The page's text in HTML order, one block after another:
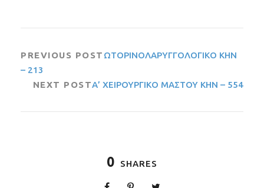
PREVIOUS POST ΩΤΟΡΙΝΟΛΑΡΥΓΓΟΛΟΓΙΚΟ ΚΗΝ
– 213
NEXT POSTΑ’ ΧΕΙΡΟΥΡΓΙΚΟ ΜΑΣΤΟΥ ΚΗΝ – 554
0 SHARES